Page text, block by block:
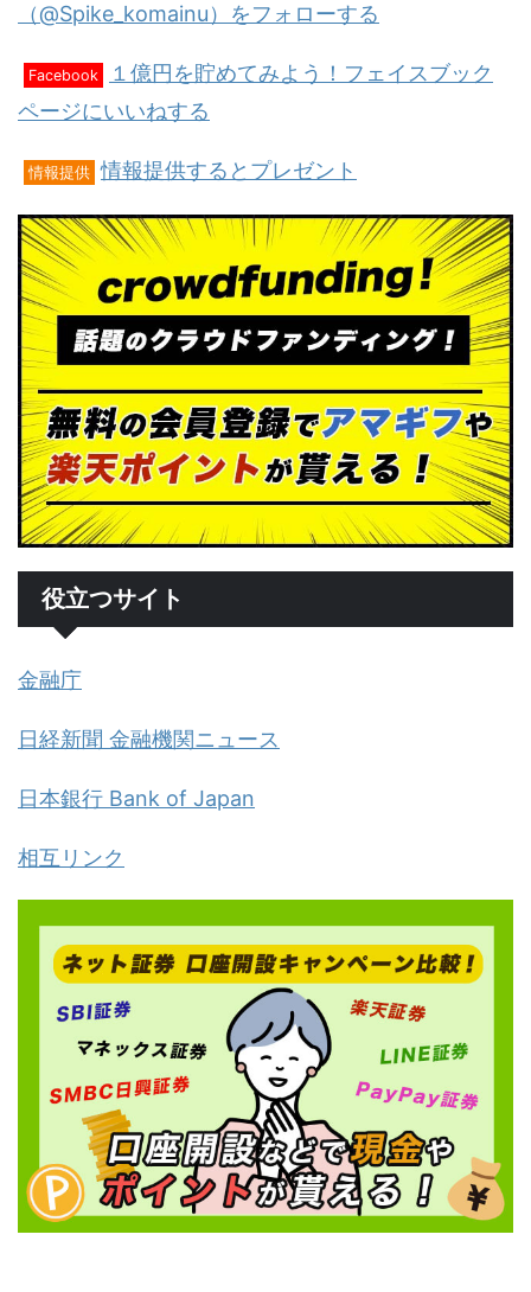
（@Spike_komainu）をフォローする
Facebook
１億円を貯めてみよう！フェイスブック
ページにいいねする
情報提供 情報提供するとプレゼント
役立つサイト
金融庁
日経新聞 金融機関ニュース
日本銀行 Bank of Japan
相互リンク